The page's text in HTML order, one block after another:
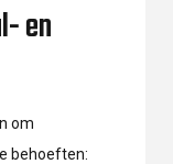
en
om
behoeften: